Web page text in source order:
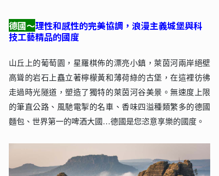
德國～理性和感性的完美協調，浪漫主義城堡與科
技工藝精品的國度
山丘上的葡萄園，星羅棋佈的漂亮小鎮，萊茵河兩岸絕壁
高聳的岩石上矗立著檸檬黃和薄荷綠的古堡，在這裡彷彿
走過時光隧道，塑造了獨特的萊茵河谷美景。無速度上限
的筆直公路、風馳電掣的名車、香味四溢種類繁多的德國
麵包、世界第一的啤酒大國…德國是您恣意享樂的國度。